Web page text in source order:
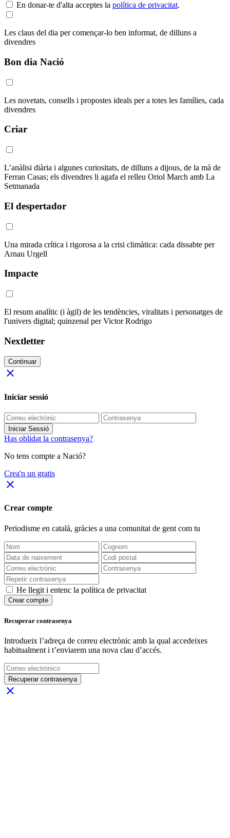
En donar-te d'alta acceptes la política de privacitat.
Les claus del dia per començar-lo ben informat, de dilluns a
divendres
Bon dia Nació
Les novetats, consells i propostes ideals per a totes les famílies, cada
divendres
Criar
L’anàlisi diària i algunes curiositats, de dilluns a dijous, de la mà de
Ferran Casas; els divendres li agafa el relleu Oriol March amb La
Setmanada
El despertador
Una mirada crítica i rigorosa a la crisi climàtica: cada dissabte per
Arnau Urgell
Impacte
El resum analític (i àgil) de les tendències, viralitats i personatges de
l'univers digital; quinzenal per Victor Rodrigo
Nextletter
Continuar
close
Iniciar sessió
Iniciar Sessió
Has oblidat la contrasenya?
No tens compte a Nació?
Crea'n un gratis
close
Crear compte
Periodisme en català, gràcies a una comunitat de gent com tu
He llegit i entenc la política de privacitat
Crear compte
Recuperar contrasenya
Introdueix l’adreça de correu electrònic amb la qual accedeixes
habitualment i t’enviarem una nova clau d’accés.
Recuperar contrasenya
close